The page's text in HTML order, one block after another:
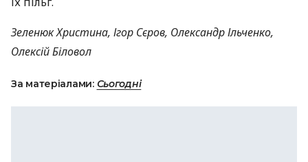
Зеленюк Христина, Ігор Сєров, Олександр Ільченко,
Олексій Біловол
За матеріалами: Сьогодні